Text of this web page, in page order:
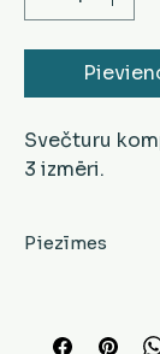
Svečturu
3 izmēri.
Piezīmes